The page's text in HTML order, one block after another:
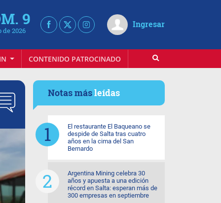
9
de 2026
Ingresar
CONTENIDO PATROCINADO
Notas másleídas
El restaurante El Baqueano se
despide de Salta tras cuatro
años en la cima del San
Bernardo
Argentina Mining celebra 30
años y apuesta a una edición
récord en Salta: esperan más de
300 empresas en septiembre